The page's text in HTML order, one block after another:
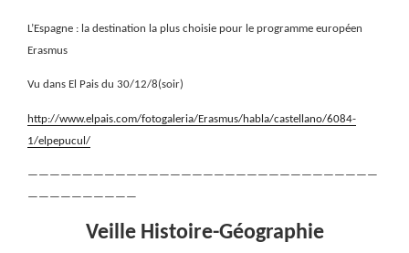
L’Espagne : la destination la plus choisie pour le programme européen
Erasmus
Vu dans El Pais du 30/12/8(soir)
http://www.elpais.com/fotogaleria/Erasmus/habla/castellano/6084-
1/elpepucul/
————————————————————————————————
——————————
Veille Histoire-Géographie